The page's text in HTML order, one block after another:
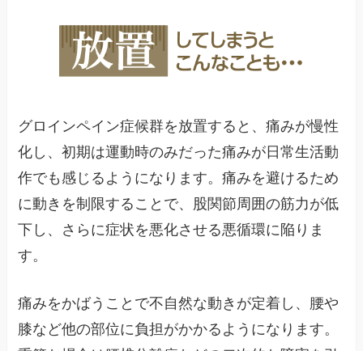
グロインペイン症候群を放置すると、痛みが慢性
化し、初期は運動時のみだった痛みが日常生活動
作でも感じるようになります。痛みを避けるため
に動きを制限することで、股関節周囲の筋力が低
下し、さらに症状を悪化させる悪循環に陥りま
す。
痛みをかばうことで不自然な動きが定着し、腰や
膝など他の部位に負担がかかるようになります。